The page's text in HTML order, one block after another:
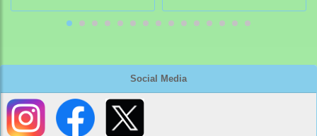
Social Media